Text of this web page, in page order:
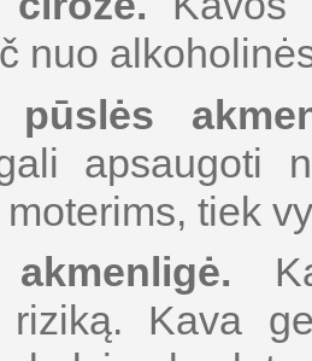
nuo
pūslės
apsaugoti
tiek
riziką. Kava